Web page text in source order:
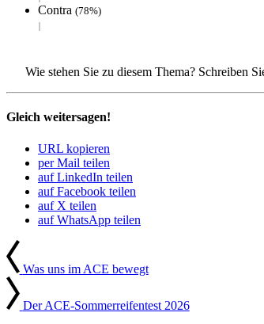
Contra (78%)
Wie stehen Sie zu diesem Thema? Schreiben
Gleich weitersagen!
URL kopieren
per Mail teilen
auf LinkedIn teilen
auf Facebook teilen
auf X teilen
auf WhatsApp teilen
Beitrags-
Navigation
Was uns im ACE bewegt
Der ACE-Sommer­rei­fen­test 2026